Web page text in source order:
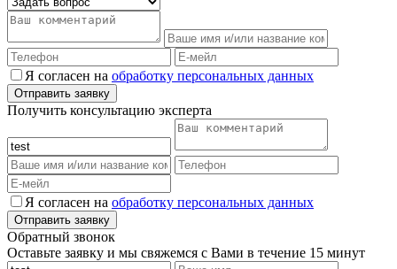
Я согласен на обработку персональных данных
Получить консультацию эксперта
Я согласен на обработку персональных данных
Обратный звонок
Оставьте заявку и мы свяжемся с Вами в течение 15 минут